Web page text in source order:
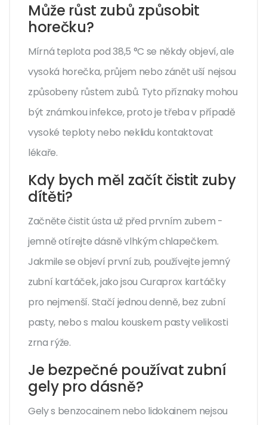
Může růst zubů způsobit
horečku?
Mírná teplota pod 38,5 °C se někdy objeví, ale
vysoká horečka, průjem nebo zánět uší nejsou
způsobeny růstem zubů. Tyto příznaky mohou
být známkou infekce, proto je třeba v případě
vysoké teploty nebo neklidu kontaktovat
lékaře.
Kdy bych měl začít čistit zuby
dítěti?
Začněte čistit ústa už před prvním zubem -
jemně otírejte dásně vlhkým chlapečkem.
Jakmile se objeví první zub, používejte jemný
zubní kartáček, jako jsou Curaprox kartáčky
pro nejmenší. Stačí jednou denně, bez zubní
pasty, nebo s malou kouskem pasty velikosti
zrna rýže.
Je bezpečné používat zubní
gely pro dásně?
Gely s benzocainem nebo lidokainem nejsou